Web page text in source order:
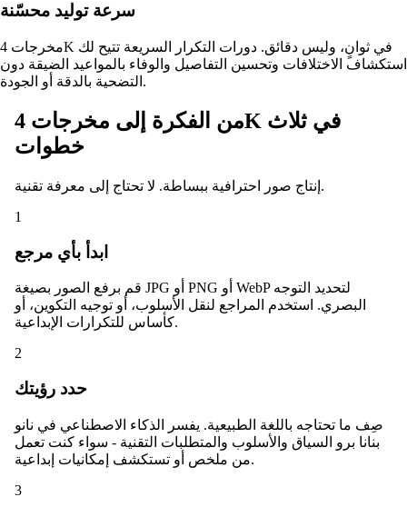
سرعة توليد محسّنة
مخرجات 4K في ثوانٍ، وليس دقائق. دورات التكرار السريعة تتيح لك
استكشاف الاختلافات وتحسين التفاصيل والوفاء بالمواعيد الضيقة دون
التضحية بالدقة أو الجودة.
من الفكرة إلى مخرجات 4K في ثلاث
خطوات
إنتاج صور احترافية ببساطة. لا تحتاج إلى معرفة تقنية.
1
ابدأ بأي مرجع
قم برفع الصور بصيغة JPG أو PNG أو WebP لتحديد التوجه
البصري. استخدم المراجع لنقل الأسلوب، أو توجيه التكوين، أو
كأساس للتكرارات الإبداعية.
2
حدد رؤيتك
صِف ما تحتاجه باللغة الطبيعية. يفسر الذكاء الاصطناعي في نانو
بنانا برو السياق والأسلوب والمتطلبات التقنية - سواء كنت تعمل
من ملخص أو تستكشف إمكانيات إبداعية.
3